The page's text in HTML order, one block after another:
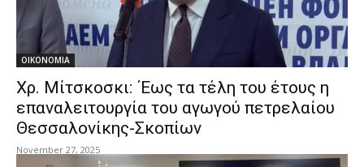
ΟΙΚΟΝΟΜΙΑ
Χρ. Μίτσκοσκι: ΄Εως τα τέλη του έτους η
επαναλειτουργία του αγωγού πετρελαίου
Θεσσαλονίκης-Σκοπίων
November 27, 2025